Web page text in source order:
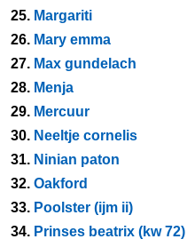
25. Margariti
26. Mary emma
27. Max gundelach
28. Menja
29. Mercuur
30. Neeltje cornelis
31. Ninian paton
32. Oakford
33. Poolster (ijm ii)
34. Prinses beatrix (kw 72)